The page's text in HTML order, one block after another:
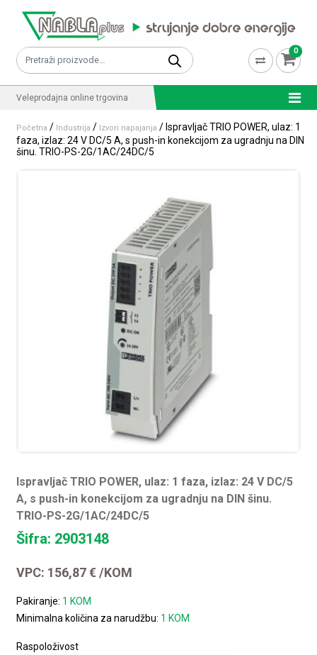
Pretraži: 0
Veleprodajna online trgovina
Početna / Industrija / Izvori napajanja / Ispravljač TRIO POWER, ulaz: 1
faza, izlaz: 24 V DC/5 A, s push-in konekcijom za ugradnju na DIN
šinu. TRIO-PS-2G/1AC/24DC/5
Ispravljač TRIO POWER, ulaz: 1 faza, izlaz: 24 V DC/5
A, s push-in konekcijom za ugradnju na DIN šinu.
TRIO-PS-2G/1AC/24DC/5
Šifra: 2903148
VPC: 156,87€ /KOM
Pakiranje: 1 KOM
Minimalna količina za narudžbu: 1 KOM
Raspoloživost